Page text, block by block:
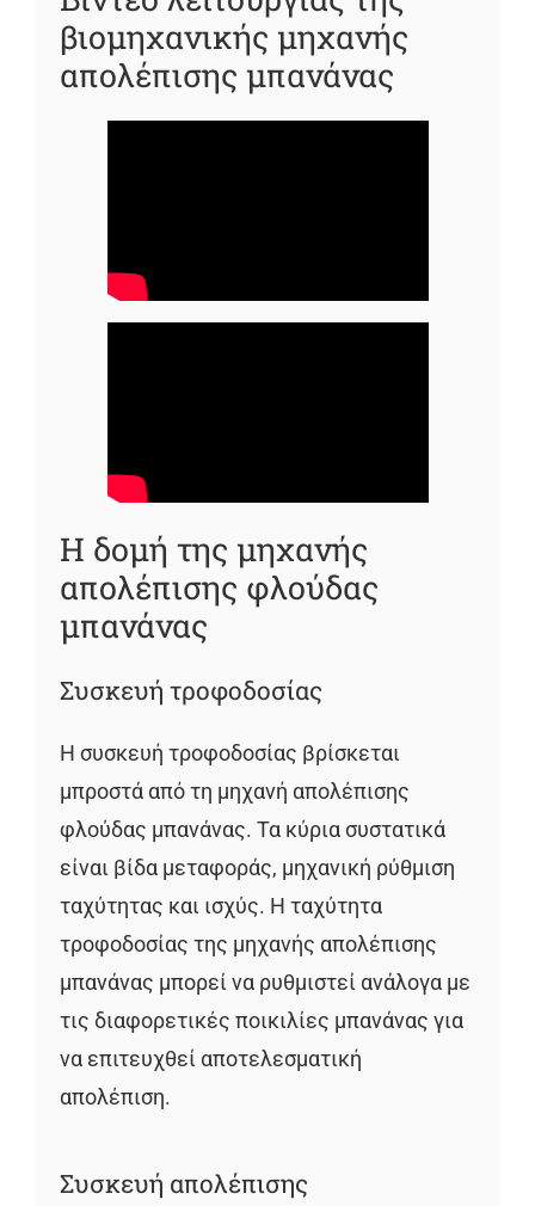
βιομηχανικής μηχανής
απολέπισης μπανάνας
Η δομή της μηχανής
απολέπισης φλούδας
μπανάνας
Συσκευή τροφοδοσίας
Η συσκευή τροφοδοσίας βρίσκεται
μπροστά από τη μηχανή απολέπισης
φλούδας μπανάνας. Τα κύρια συστατικά
είναι βίδα μεταφοράς, μηχανική ρύθμιση
ταχύτητας και ισχύς. Η ταχύτητα
τροφοδοσίας της μηχανής απολέπισης
μπανάνας μπορεί να ρυθμιστεί ανάλογα με
τις διαφορετικές ποικιλίες μπανάνας για
να επιτευχθεί αποτελεσματική
απολέπιση.
Συσκευή απολέπισης